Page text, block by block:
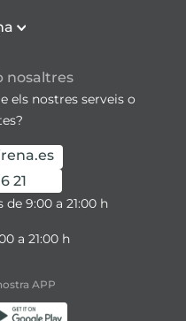
nosaltres
els nostres serveis o
21
9:00 a 21:00 h
a 21:00 h
APP